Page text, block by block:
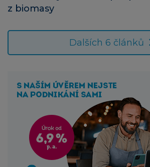
z biomasy
Dalších 6 článků